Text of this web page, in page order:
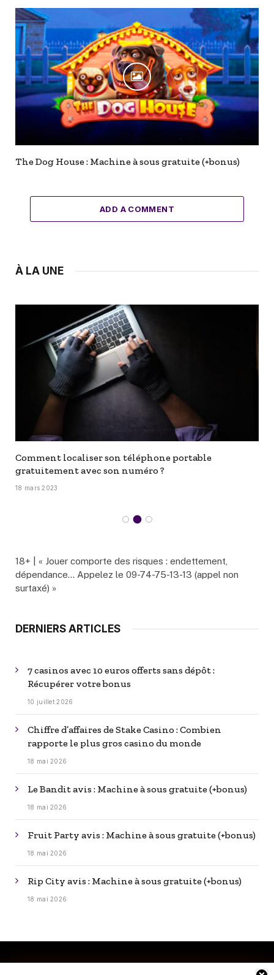
The Dog House : Machine à sous gratuite (+bonus)
ADD A COMMENT
À LA UNE
Comment localiser son téléphone portable
gratuitement avec son numéro ?
18 mars 2023
18+ | « Jouer comporte des risques : endettement,
dépendance… Appelez le 09-74-75-13-13 (appel non
surtaxé) »
DERNIERS ARTICLES
7 casinos avec 10 euros offerts sans dépôt :
Récupérer votre bonus
10 juillet 2026
Chiffre d’affaires de Stake Casino : Combien
rapporte le plus gros casino du monde
18 mai 2026
Le Bandit avis : Machine à sous gratuite (+bonus)
18 mai 2026
Fruit Party avis : Machine à sous gratuite (+bonus)
18 mai 2026
Rip City avis : Machine à sous gratuite (+bonus)
18 mai 2026